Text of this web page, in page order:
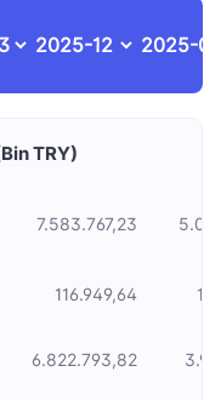
TRY)
7.583.767,23
116.949,64
6.822.793,82